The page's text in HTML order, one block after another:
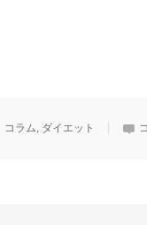
コラム, ダイエット